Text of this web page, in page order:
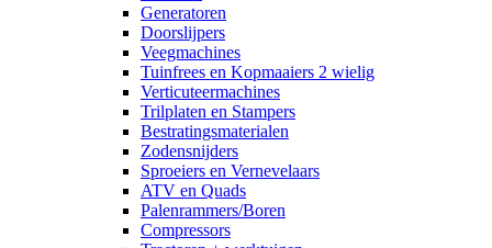
Generatoren
Doorslijpers
Veegmachines
Tuinfrees en Kopmaaiers 2 wielig
Verticuteermachines
Trilplaten en Stampers
Bestratingsmaterialen
Zodensnijders
Sproeiers en Vernevelaars
ATV en Quads
Palenrammers/Boren
Compressors